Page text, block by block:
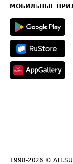
Техническая
МОБИЛЬНЫЕ
1998-2026 ©